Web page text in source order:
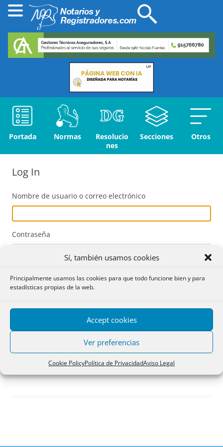
Sí, también usamos cookies
Principalmente usamos las cookies para que todo funcione bien y para
estadísticas propias de la web.
Accept cookies
Ver preferencias
Cookie PolicyPolítica de PrivacidadAviso Legal
Portada Normas
Resolucio
nes
Secciones Otros
Log In
Nombre de usuario o correo electrónico
Contraseña
Acceder
Registro
¿Has olvidado tu contraseña?